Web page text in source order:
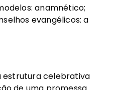
anamnético;
evangélicos: a
estrutura celebrativa